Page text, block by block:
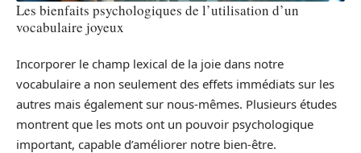
Les bienfaits psychologiques de l’utilisation d’un
vocabulaire joyeux
Incorporer le champ lexical de la joie dans notre
vocabulaire a non seulement des effets immédiats sur les
autres mais également sur nous-mêmes. Plusieurs études
montrent que les mots ont un pouvoir psychologique
important, capable d’améliorer notre bien-être.